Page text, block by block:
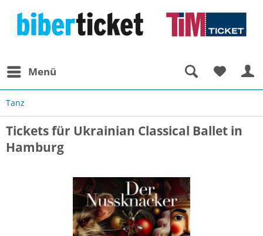
Menü
Tanz
Tickets für Ukrainian Classical Ballet in
Hamburg